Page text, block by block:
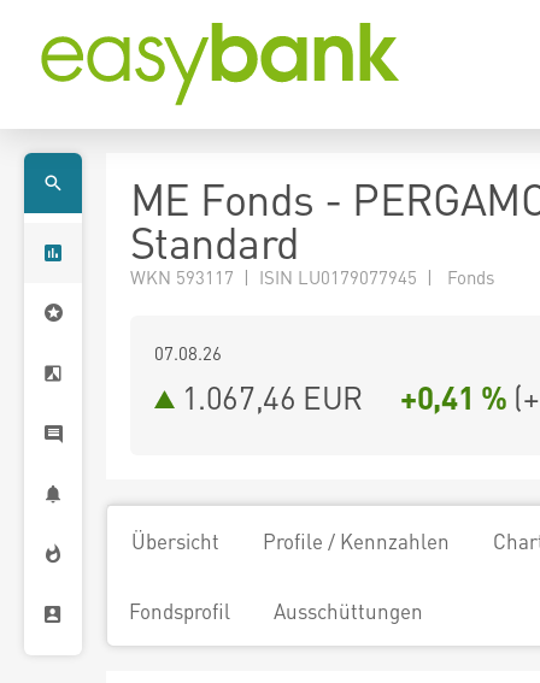
ME Fonds -
Standard
WKN 593117 | ISIN LU0179077945 | Fonds
07.08.26
1.067,46 EUR +0,41 % (
Übersicht Profile / Kennzahlen
Fondsprofil Ausschüttungen